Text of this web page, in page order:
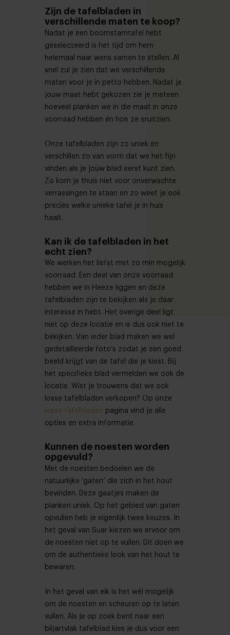
Zijn de tafelbladen in
verschillende maten te koop?
Nadat je een boomstamtafel hebt
geselecteerd is het tijd om hem
helemaal naar wens samen te stellen. Al
snel zul je zien dat we verschillende
maten voor je in petto hebben. Nadat je
jouw maat hebt gekozen zie je meteen
hoeveel planken we in die maat in onze
voorraad hebben én hoe ze eruitzien.
Onze tafelbladen zijn zo uniek en
verschillen zo van vorm dat we het fijn
vinden als je jouw blad eerst kunt zien.
Zo kom je thuis niet voor onverwachte
verrassingen te staan en zo weet je ook
precies welke unieke tafel je in huis
haalt.
Kan ik de tafelbladen in het
echt zien?
We werken het liefst met zo min mogelijk
voorraad. Een deel van onze voorraad
hebben we in Heeze liggen en deze
tafelbladen zijn te bekijken als je daar
interesse in hebt. Het overige deel ligt
niet op deze locatie en is dus ook niet te
bekijken. Van ieder blad maken we wel
gedetailleerde foto’s zodat je een goed
beeld krijgt van de tafel die je kiest. Bij
het specifieke blad vermelden we ook de
locatie. Wist je trouwens dat we ook
losse tafelbladen verkopen? Op onze
losse tafelbladen pagina vind je alle
opties en extra informatie.
Kunnen de noesten worden
opgevuld?
Met de noesten bedoelen we de
natuurlijke ‘gaten’ die zich in het hout
bevinden. Deze gaatjes maken de
planken uniek. Op het gebied van gaten
opvullen heb je eigenlijk twee keuzes. In
het geval van Suar kiezen we ervoor om
de noesten niet op te vullen. Dit doen we
om de authentieke look van het hout te
bewaren.
In het geval van eik is het wél mogelijk
om de noesten en scheuren op te laten
vullen. Als je op zoek bent naar een
biljartvlak tafelblad kies je dus voor een